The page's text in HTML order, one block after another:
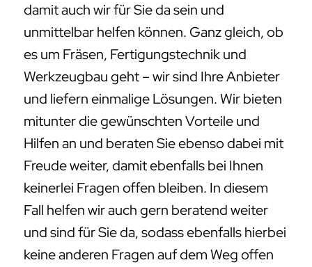
damit auch wir für Sie da sein und
unmittelbar helfen können. Ganz gleich, ob
es um Fräsen, Fertigungstechnik und
Werkzeugbau geht – wir sind Ihre Anbieter
und liefern einmalige Lösungen. Wir bieten
mitunter die gewünschten Vorteile und
Hilfen an und beraten Sie ebenso dabei mit
Freude weiter, damit ebenfalls bei Ihnen
keinerlei Fragen offen bleiben. In diesem
Fall helfen wir auch gern beratend weiter
und sind für Sie da, sodass ebenfalls hierbei
keine anderen Fragen auf dem Weg offen